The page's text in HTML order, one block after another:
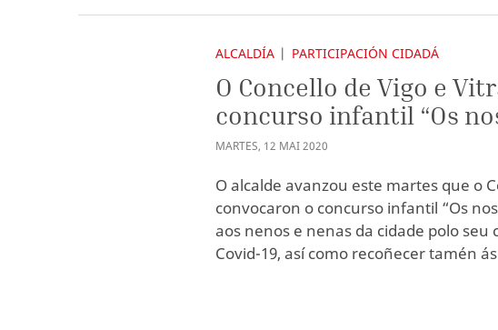
ALCALDÍA PARTICIPACIÓN CIDADÁ
O Concello de Vigo e
concurso infantil “Os
MARTES, 12 MAI2020
O alcalde avanzou este martes que o
convocaron o concurso infantil “Os
aos nenos e nenas da cidade polo
Covid-19, así como recoñecer tamén